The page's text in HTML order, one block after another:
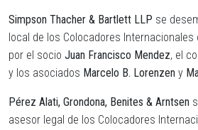
Simpson Thacher & Bartlett LLP se
local de los Colocadores Internacionales
por el socio Juan Francisco Mendez, el
y los asociados Marcelo B. Lorenzen y
Pérez Alati, Grondona, Benites & Arntsen
asesor legal de los Colocadores